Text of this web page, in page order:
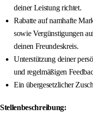
deiner Leistung richtet.
Rabatte auf namhafte
sowie Vergünstigungen
deinen Freundeskreis.
Unterstützung deiner
und regelmäßigen
Ein übergesetzlicher
Stellenbeschreibung: